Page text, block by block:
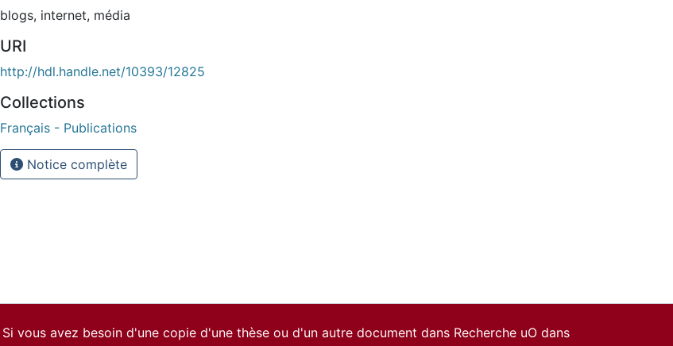
blogs, internet, média
URI
http://hdl.handle.net/10393/12825
Collections
Français - Publications
Notice complète
Si vous avez besoin d'une copie d'une thèse ou d'un autre document dans Recherche uO dans